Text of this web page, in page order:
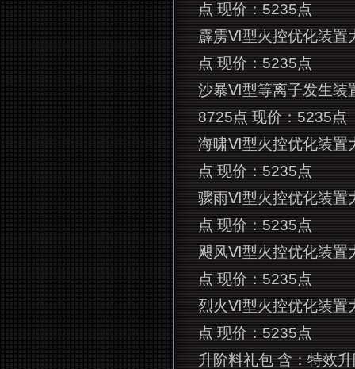
点 现价：5235点
霹雳Ⅵ型火控优化装置
点 现价：5235点
沙暴Ⅵ型等离子发生装
8725点 现价：5235点
海啸Ⅵ型火控优化装置
点 现价：5235点
骤雨Ⅵ型火控优化装置
点 现价：5235点
飓风Ⅵ型火控优化装置
点 现价：5235点
烈火Ⅵ型火控优化装置
点 现价：5235点
升阶料礼包 含：特效